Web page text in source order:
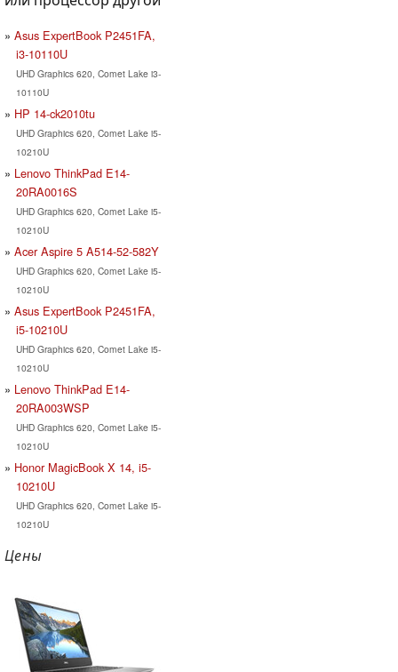
Asus ExpertBook P2451FA,
i3-10110U
UHD Graphics 620, Comet Lake i3-
10110U
HP 14-ck2010tu
UHD Graphics 620, Comet Lake i5-
10210U
Lenovo ThinkPad E14-
20RA0016S
UHD Graphics 620, Comet Lake i5-
10210U
Acer Aspire 5 A514-52-582Y
UHD Graphics 620, Comet Lake i5-
10210U
Asus ExpertBook P2451FA,
i5-10210U
UHD Graphics 620, Comet Lake i5-
10210U
Lenovo ThinkPad E14-
20RA003WSP
UHD Graphics 620, Comet Lake i5-
10210U
Honor MagicBook X 14, i5-
10210U
UHD Graphics 620, Comet Lake i5-
10210U
Цены